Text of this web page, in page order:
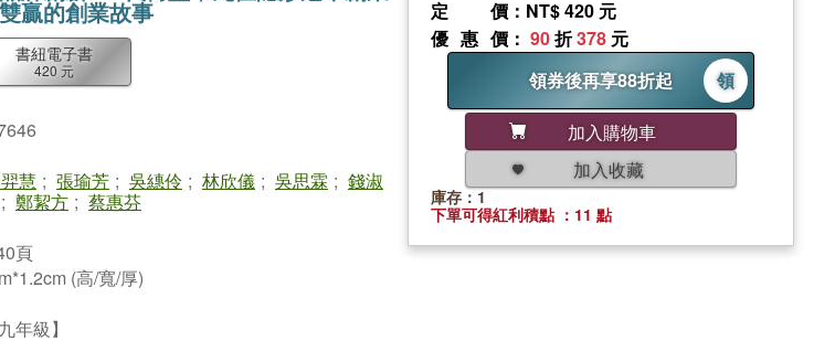
贏的創業故事
書紐電子書
420 元
慧 ; 張瑜芳 ; 吳繐伶 ; 林欣儀 ; 吳思霖 ; 錢淑
; 鄭絜方 ; 蔡惠芬
頁
(高/寬/厚)
年級】
定價 ：NT$ 420 元
優惠價 ： 90折378 元
領券後再享88折起
領
加入購物車
加入收藏
庫存：1
下單可得紅利積點 ：11 點